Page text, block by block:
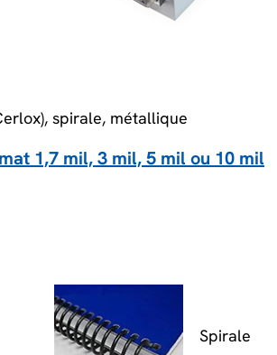
spirale, métallique
1,7 mil, 3 mil, 5 mil ou 10 mil
Spirale